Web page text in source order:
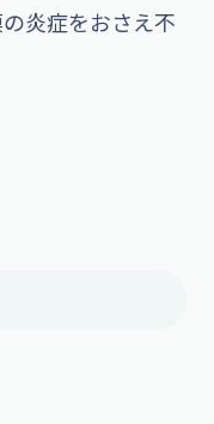
炎症をおさえ不